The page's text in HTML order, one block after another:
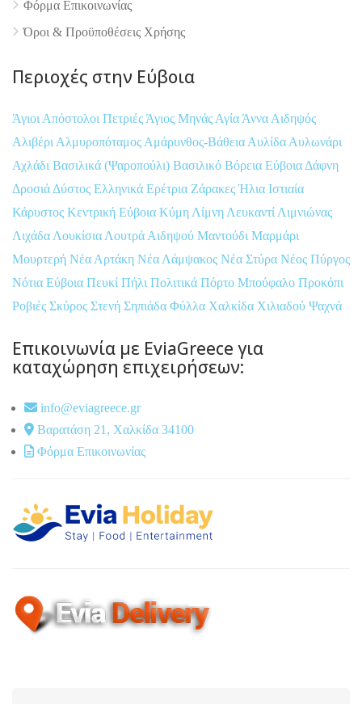
Φόρμα Επικοινωνίας
Όροι & Προϋποθέσεις Xρήσης
Περιοχές στην Εύβοια
Άγιοι Απόστολοι Πετριές Άγιος Μηνάς Αγία Άννα Αιδηψός
Αλιβέρι Αλμυροπόταμος Αμάρυνθος-Βάθεια Αυλίδα Αυλωνάρι
Αχλάδι Βασιλικά (Ψαροπούλι) Βασιλικό Βόρεια Εύβοια Δάφνη
Δροσιά Δύστος Ελληνικά Ερέτρια ΖάρακεςΉλια Ιστιαία
Κάρυστος Κεντρική Εύβοια Κύμη Λίμνη Λευκαντί Λιμνιώνας
Λιχάδα Λουκίσια Λουτρά Αιδηψού Μαντούδι Μαρμάρι
Μουρτερή Νέα Αρτάκη Νέα Λάμψακος Νέα Στύρα Νέος Πύργος
Νότια Εύβοια Πευκί Πήλι Πολιτικά Πόρτο Μπούφαλο Προκόπι
Ροβιές Σκύρος Στενή Σηπιάδα Φύλλα Χαλκίδα Χιλιαδού Ψαχνά
Επικοινωνία με EviaGreece για
καταχώρηση επιχειρήσεων:
info@eviagreece.gr
Βαρατάση 21, Χαλκίδα 34100
Φόρμα Επικοινωνίας